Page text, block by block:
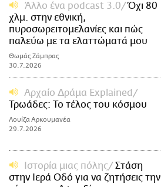
Άλλο ένα podcast 3.0
Όχι 80
χλμ. στην εθνική,
πυροσωρειτομελανίες και πώς
παλεύω με τα ελαττώματά μου
Θωμάς Ζάμπρας
30.7.2026
Αρχαίο Δράμα Explained
Τρωάδες: Το τέλος του κόσμου
Λουίζα Αρκουμανέα
29.7.2026
Ιστορία μιας πόλης
Στάση
στην Ιερά Οδό για να ζητήσεις την